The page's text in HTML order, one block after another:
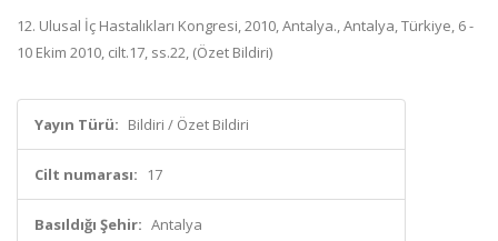
12. Ulusal İç Hastalıkları Kongresi, 2010, Antalya., Antalya, Türkiye, 6 -
10 Ekim 2010, cilt.17, ss.22, (Özet Bildiri)
Yayın Türü: Bildiri / Özet Bildiri
Cilt numarası: 17
Basıldığı Şehir: Antalya